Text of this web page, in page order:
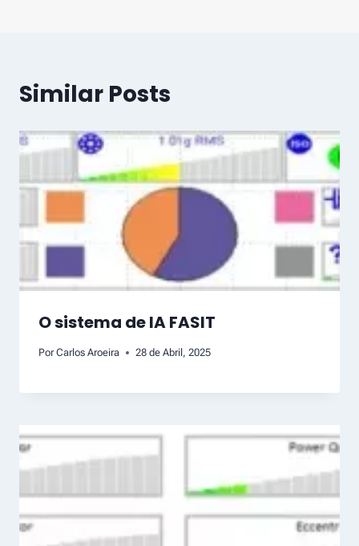
Similar Posts
O sistema de IA FASIT
Por Carlos Aroeira 28 de Abril, 2025